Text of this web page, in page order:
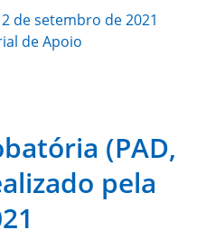
2 de setembro de 2021
de Apoio
(PAD,
pela